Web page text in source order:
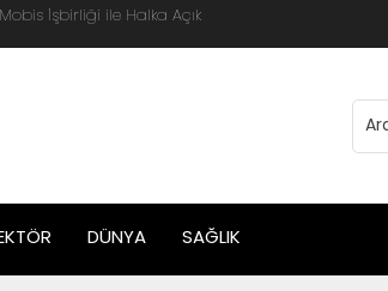
İşbirliği ile Halka Açık
DÜNYA SAĞLIK